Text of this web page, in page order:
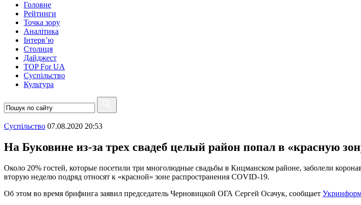
Головне
Рейтинги
Точка зору
Аналітика
Інтерв’ю
Столиця
Дайджест
TOP For UA
Суспiльство
Культура
Суспiльство 07.08.2020 20:53
На Буковине из-за трех свадеб целый район попал в «красную
Около 20% гостей, которые посетили три многолюдные свадьбы в Кицманском районе, заболели
вторую неделю подряд относят к «красной» зоне распространения COVID-19.
Об этом во время брифинга заявил председатель Черновицкой ОГА Сергей Осачук, сообщает